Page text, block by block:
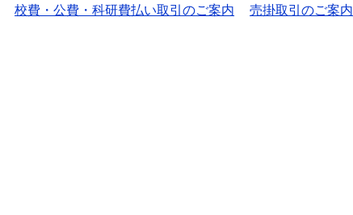
校費・公費・科研費払い取引のご案内 売掛取引のご案内